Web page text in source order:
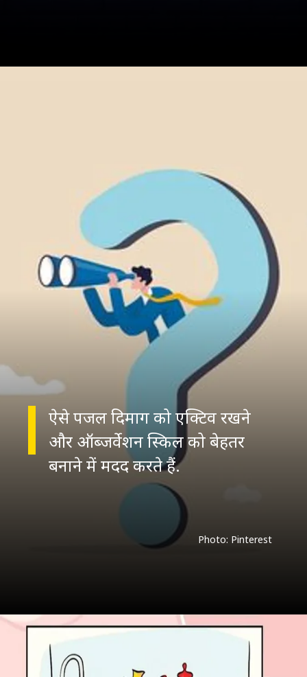
ऐसे पजल दिमाग को एक्टिव रखने
और ऑब्जर्वेशन स्किल को बेहतर
बनाने में मदद करते हैं.
Photo: Pinterest